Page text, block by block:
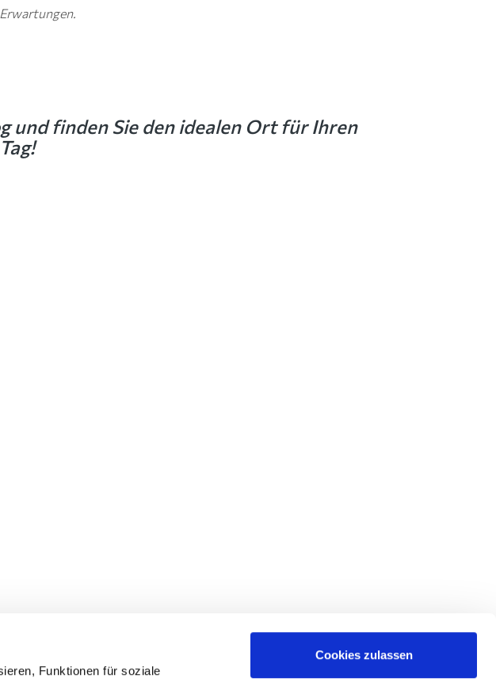
Funktionen für soziale
Cookies zulassen
Erwartungen.
und finden Sie den idealen Ort für Ihren